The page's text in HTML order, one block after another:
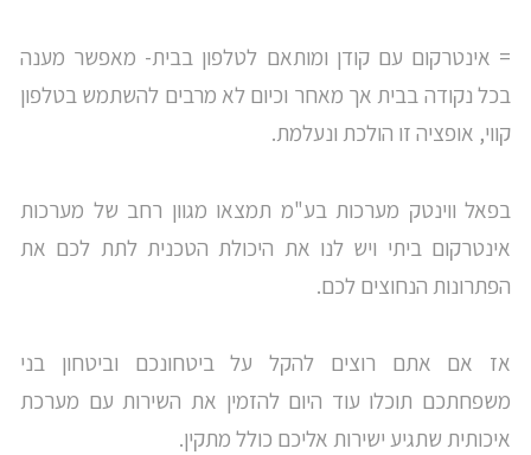
= אינטרקום עם קודן ומותאם לטלפון בבית- מאפשר מענה
בכל נקודה בבית אך מאחר וכיום לא מרבים להשתמש בטלפון
קווי, אופציה זו הולכת ונעלמת.
בפאל ווינטק מערכות בע"מ תמצאו מגוון רחב של מערכות
אינטרקום ביתי ויש לנו את היכולת הטכנית לתת לכם את
הפתרונות הנחוצים לכם.
אז אם אתם רוצים להקל על ביטחונכם וביטחון בני
משפחתכם תוכלו עוד היום להזמין את השירות עם מערכת
איכותית שתגיע ישירות אליכם כולל מתקין.